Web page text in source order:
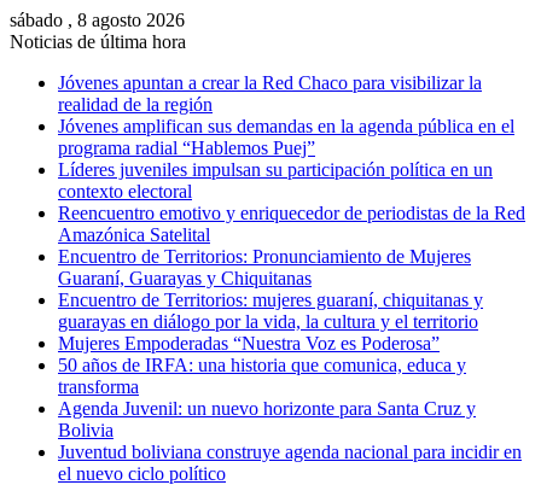
sábado , 8 agosto 2026
Noticias de última hora
Jóvenes apuntan a crear la Red Chaco para visibilizar la
realidad de la región
Jóvenes amplifican sus demandas en la agenda pública en el
programa radial “Hablemos Puej”
Líderes juveniles impulsan su participación política en un
contexto electoral
Reencuentro emotivo y enriquecedor de periodistas de la Red
Amazónica Satelital
Encuentro de Territorios: Pronunciamiento de Mujeres
Guaraní, Guarayas y Chiquitanas
Encuentro de Territorios: mujeres guaraní, chiquitanas y
guarayas en diálogo por la vida, la cultura y el territorio
Mujeres Empoderadas “Nuestra Voz es Poderosa”
50 años de IRFA: una historia que comunica, educa y
transforma
Agenda Juvenil: un nuevo horizonte para Santa Cruz y
Bolivia
Juventud boliviana construye agenda nacional para incidir en
el nuevo ciclo político